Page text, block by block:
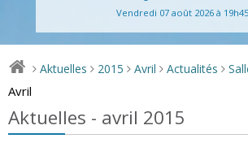
Vendredi 07 août 2026 à 19h45
> Aktuelles > 2015 > Avril > Actualités >
Avril
Aktuelles - avril 2015